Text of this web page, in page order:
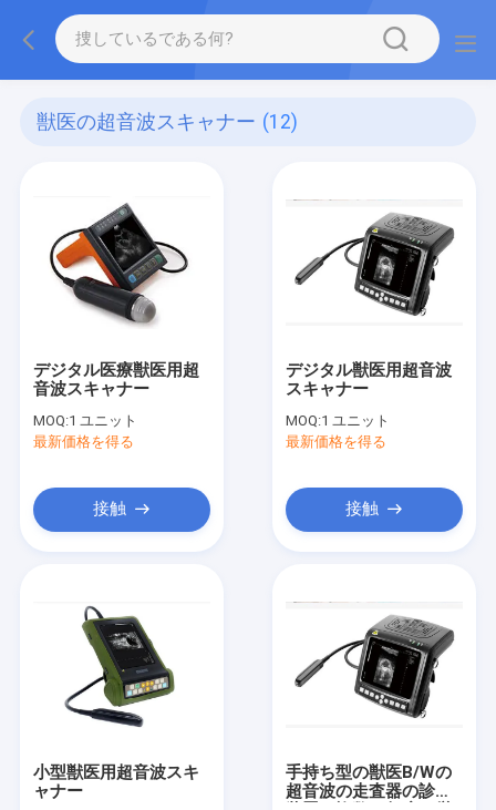
獣医の超音波スキャナー (12)
デジタル医療獣医用超
音波スキャナー
MOQ:1 ユニット
最新価格を得る
接触
デジタル獣医用超音波
スキャナー
MOQ:1 ユニット
最新価格を得る
接触
小型獣医用超音波スキ
ャナー
手持ち型の獣医B/Wの
超音波の走査器の診断